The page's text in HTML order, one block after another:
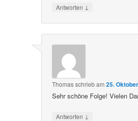
Antworten ↓
Thomasschriebam25.
Sehr schöne Folge! Vielen
Antworten ↓